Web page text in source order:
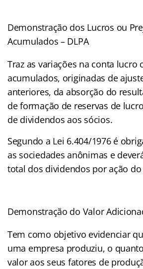
Demonstração dos Lucros ou
Acumulados – DLPA
Traz as variações na conta lucro
acumulados, originadas de
anteriores, da absorção do
de formação de reservas de
de dividendos aos sócios.
Segundo a Lei 6.404/1976 é
as sociedades anônimas e
total dos dividendos por ação
Demonstração do Valor
Tem como objetivo evidenciar
uma empresa produziu, o
valor aos seus fatores de